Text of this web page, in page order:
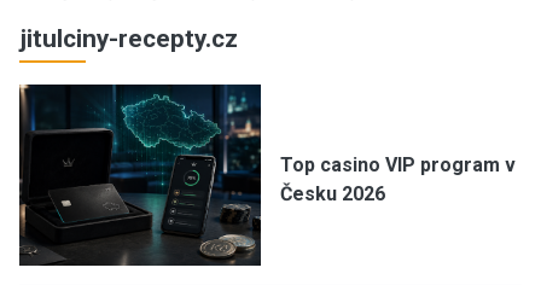
jitulciny-recepty.cz
Top casino VIP program v
Česku 2026